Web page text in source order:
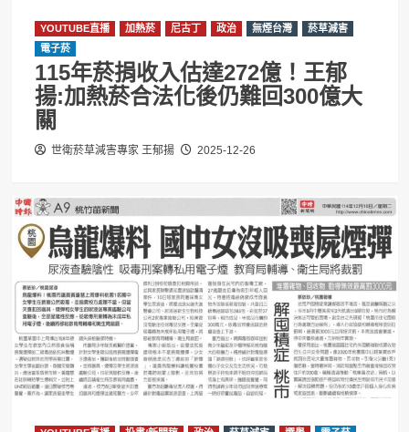
YOUTUBE直播 加熱菸 尼古丁 政治 無煙台灣
菸草減害
電子菸
115年菸捐收入估達272億！王郁
揚:加熱菸合法化後仍難回300億大
關
世衛菸草減害專家 王郁揚 2025-12-26